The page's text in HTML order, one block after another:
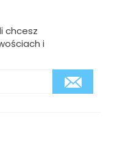
chcesz
i